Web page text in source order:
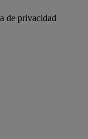
de privacidad